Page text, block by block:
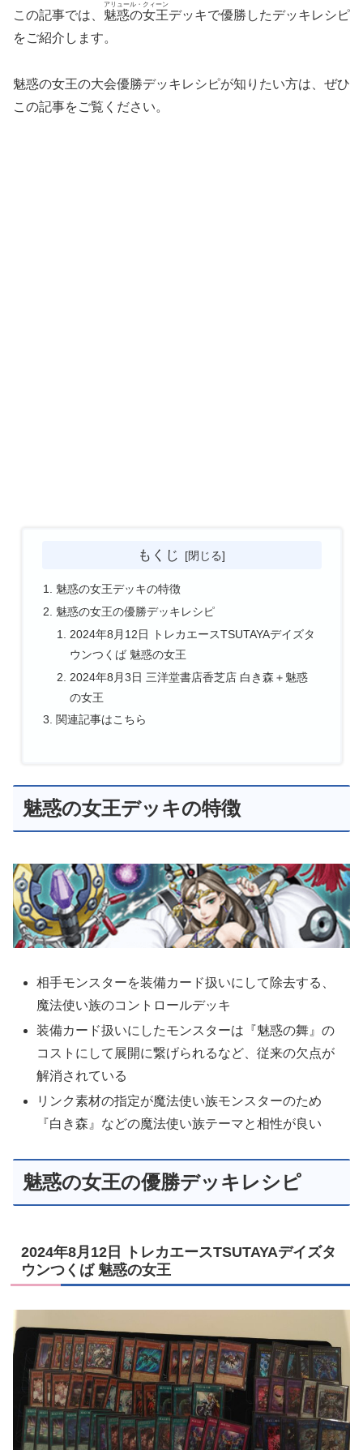
この記事では、 魅惑の女王
アリュール・クィーン
デッキで優勝したデッキレシピ
をご紹介します。
魅惑の女王の大会優勝デッキレシピが知りたい方は、ぜひ
この記事をご覧ください。
もくじ
魅惑の女王デッキの特徴
魅惑の女王の優勝デッキレシピ
2024年8月12日 トレカエースTSUTAYAデイズタ
ウンつくば 魅惑の女王
2024年8月3日 三洋堂書店香芝店 白き森＋魅惑
の女王
関連記事はこちら
魅惑の女王デッキの特徴
相手モンスターを装備カード扱いにして除去する、
魔法使い族のコントロールデッキ
装備カード扱いにしたモンスターは『魅惑の舞』の
コストにして展開に繋げられるなど、従来の欠点が
解消されている
リンク素材の指定が魔法使い族モンスターのため
『白き森』などの魔法使い族テーマと相性が良い
魅惑の女王の優勝デッキレシピ
2024年8月12日 トレカエースTSUTAYAデイズタ
ウンつくば 魅惑の女王